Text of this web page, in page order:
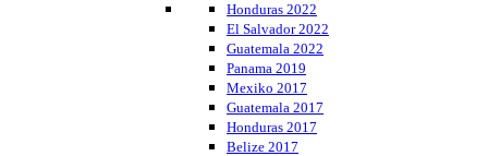
Honduras 2022
El Salvador 2022
Guatemala 2022
Panama 2019
Mexiko 2017
Guatemala 2017
Honduras 2017
Belize 2017